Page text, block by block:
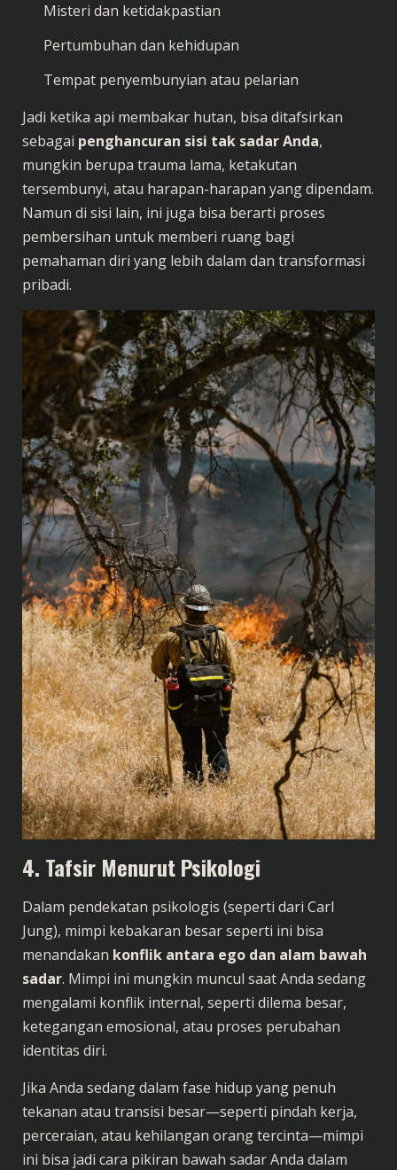
Misteri dan ketidakpastian
Pertumbuhan dan kehidupan
Tempat penyembunyian atau pelarian
Jadi ketika api membakar hutan, bisa ditafsirkan
sebagai penghancuran sisi tak sadar Anda,
mungkin berupa trauma lama, ketakutan
tersembunyi, atau harapan-harapan yang dipendam.
Namun di sisi lain, ini juga bisa berarti proses
pembersihan untuk memberi ruang bagi
pemahaman diri yang lebih dalam dan transformasi
pribadi.
4. Tafsir Menurut Psikologi
Dalam pendekatan psikologis (seperti dari Carl
Jung), mimpi kebakaran besar seperti ini bisa
menandakan konflik antara ego dan alam bawah
sadar. Mimpi ini mungkin muncul saat Anda sedang
mengalami konflik internal, seperti dilema besar,
ketegangan emosional, atau proses perubahan
identitas diri.
Jika Anda sedang dalam fase hidup yang penuh
tekanan atau transisi besar—seperti pindah kerja,
perceraian, atau kehilangan orang tercinta—mimpi
ini bisa jadi cara pikiran bawah sadar Anda dalam